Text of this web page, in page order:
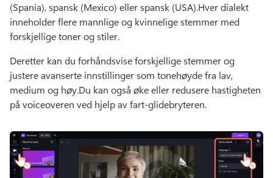
(Spania), spansk (Mexico) eller spansk (USA).Hver dialekt
inneholder flere mannlige og kvinnelige stemmer med
forskjellige toner og stiler.
Deretter kan du forhåndsvise forskjellige stemmer og
justere avanserte innstillinger som tonehøyde fra lav,
medium og høy.Du kan også øke eller redusere hastigheten
på voiceoveren ved hjelp av fart-glidebryteren.